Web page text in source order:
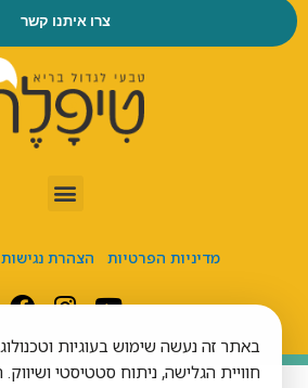
באתר זה נעשה שימוש בעוגיות
חוויית הגלישה, ניתוח סטטיסטי
צרו איתנו קשר
מדיניות הפרטיות הצהרת נגישות